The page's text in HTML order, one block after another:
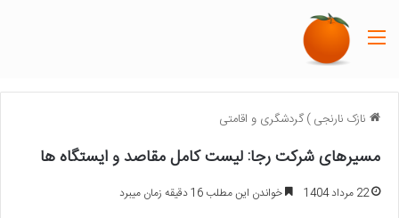
نازک نارنجی)گردشگری و اقامتی
مسیرهای شرکت رجا: لیست کامل مقاصد و ایستگاه ها
22 مرداد 1404 خواندن این مطلب 16 دقیقه زمان میبرد